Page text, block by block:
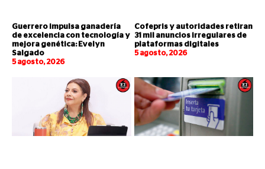
Guerrero impulsa ganadería
de excelencia con tecnología y
mejora genética: Evelyn
Salgado
5 agosto, 2026
Cofepris y autoridades retiran
31 mil anuncios irregulares de
plataformas digitales
5 agosto, 2026